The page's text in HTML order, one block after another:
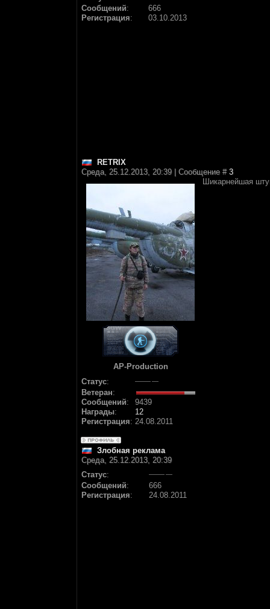
Сообщений:
666
Регистрация: 03.10.2013
RETRIX
Среда, 25.12.2013, 20:39 | Сообщение # 3
AP-Production
Статус:
Ветеран:
Сообщений:
9439
Награды:
12
Регистрация: 24.08.2011
Шикарнейшая
Злобная реклама
Среда, 25.12.2013, 20:39
Статус:
Сообщений:
666
Регистрация: 24.08.2011